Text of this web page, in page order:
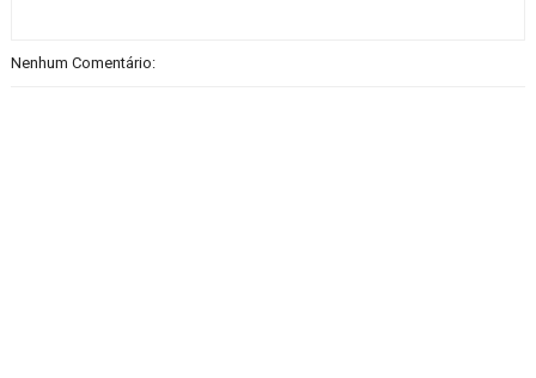
Nenhum Comentário: